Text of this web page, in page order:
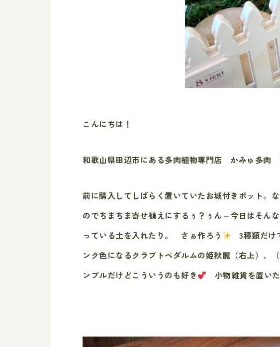
こんにちは！
和歌山県田辺市にある多肉植物専門店 かみゅ多肉
前に購入してしばらく置いていたお城付きポット。
のでちまちま寄せ植えにするぅ？ぅん～今日はそ
っている土を入れたり。 さぁ作ろう
3種類だけ
ンク色になるクラプトペダルムの姫秋麗（右上）
ンプルだけどこういうのも好き
小物雑貨を置い